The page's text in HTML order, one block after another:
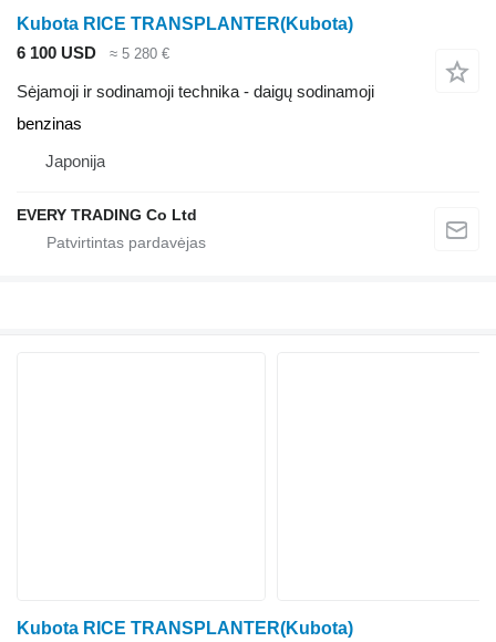
Kubota RICE TRANSPLANTER(Kubota)
6 100 USD
≈ 5 280 €
Sėjamoji ir sodinamoji technika - daigų sodinamoji
benzinas
Japonija
EVERY TRADING Co Ltd
Kubota RICE TRANSPLANTER(Kubota)